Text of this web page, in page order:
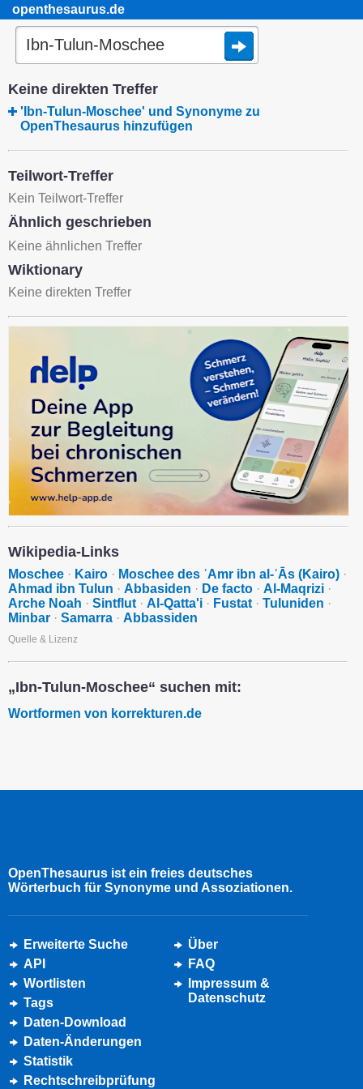
openthesaurus.de
Keine direkten Treffer
'Ibn-Tulun-Moschee' und Synonyme zu
OpenThesaurus hinzufügen
Teilwort-Treffer
Kein Teilwort-Treffer
Ähnlich geschrieben
Keine ähnlichen Treffer
Wiktionary
Keine direkten Treffer
Wikipedia-Links
Moschee · Kairo · Moschee des ʿAmr ibn al-ʿĀs (Kairo) ·
Ahmad ibn Tulun · Abbasiden · De facto · Al-Maqrizi ·
Arche Noah · Sintflut · Al-Qatta'i · Fustat · Tuluniden ·
Minbar · Samarra · Abbassiden
Quelle & Lizenz
„Ibn-Tulun-Moschee“ suchen mit:
Wortformen von korrekturen.de
OpenThesaurus ist ein freies deutsches
Wörterbuch für Synonyme und Assoziationen.
Erweiterte Suche
API
Wortlisten
Tags
Daten-Download
Daten-Änderungen
Statistik
Rechtschreibprüfung
Über
FAQ
Impressum &
Datenschutz